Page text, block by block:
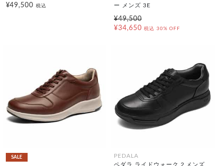
¥49,500税込
ー メンズ 3E
¥49,500
¥34,650 税込 30% OFF
SALE
PEDALA
ペダラ ライドウォーク 2 メンズ